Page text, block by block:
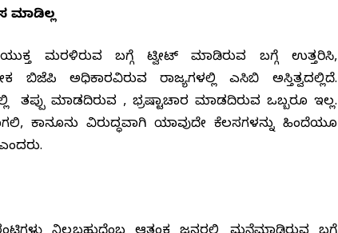
ಮಾಡಿಲ್ಲ
ಮರಳಿರುವ ಬಗ್ಗೆ ಟ್ವೀಟ್ ಮಾಡಿರುವ ಬಗ್ಗೆ ಉತ್ತರಿಸಿ,
ಬಿಜೆಪಿ ಅಧಿಕಾರವಿರುವ ರಾಜ್ಯಗಳಲ್ಲಿ ಎಸಿಬಿ ಅಸ್ತಿತ್ವದಲ್ಲಿದೆ.
ಮಾಡದಿರುವ , ಭ್ರಷ್ಟಾಚಾರ ಮಾಡದಿರುವ ಒಬ್ಬರೂ ಇಲ್ಲ.
ಕಾನೂನು ವಿರುದ್ಧವಾಗಿ ಯಾವುದೇ ಕೆಲಸಗಳನ್ನು ಹಿಂದೆಯೂ